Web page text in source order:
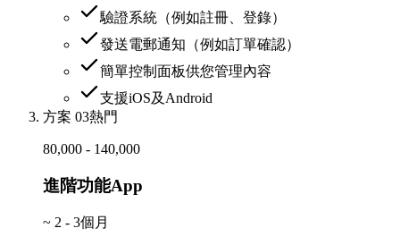
驗證系統（例如註冊、登錄）
發送電郵通知（例如訂單確認）
簡單控制面板供您管理內容
支援iOS及Android
方案 03熱門
80,000 - 140,000
進階功能App
~ 2 - 3個月